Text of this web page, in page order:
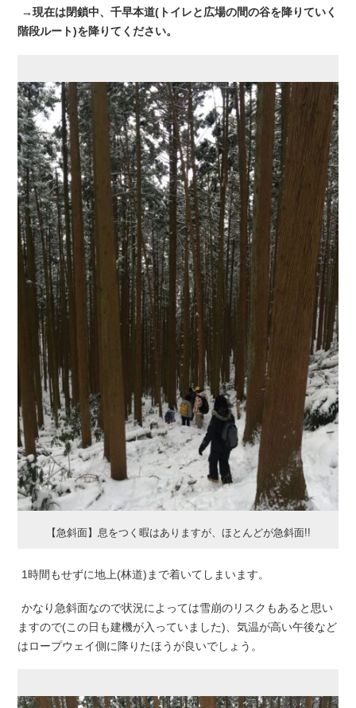
→現在は閉鎖中、千早本道(トイレと広場の間の谷を降りていく
階段ルート)を降りてください。
【急斜面】息をつく暇はありますが、ほとんどが急斜面!!
1時間もせずに地上(林道)まで着いてしまいます。
かなり急斜面なので状況によっては雪崩のリスクもあると思い
ますので(この日も建機が入っていました)、気温が高い午後など
はロープウェイ側に降りたほうが良いでしょう。